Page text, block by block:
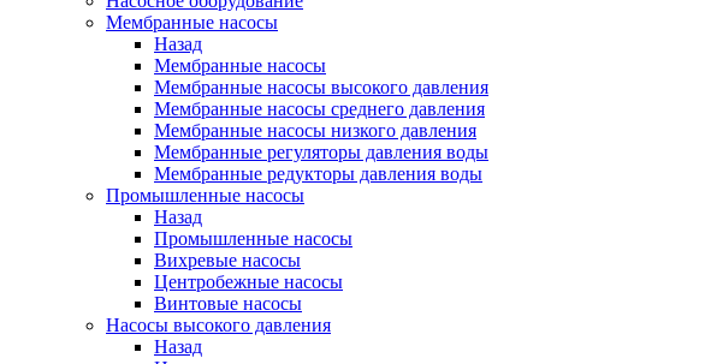
Мембранные насосы
Назад
Мембранные насосы
Мембранные насосы высокого давления
Мембранные насосы среднего давления
Мембранные насосы низкого давления
Мембранные регуляторы давления воды
Мембранные редукторы давления воды
Промышленные насосы
Назад
Промышленные насосы
Вихревые насосы
Центробежные насосы
Винтовые насосы
Насосы высокого давления
Назад